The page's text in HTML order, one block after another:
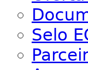
Selo